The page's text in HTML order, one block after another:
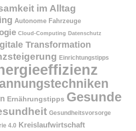
im Alltag
Autonome Fahrzeuge
Cloud-Computing Datenschutz
Transformation
Einrichtungstipps
Ernährungstipps Gesunde
Gesundheitsvorsorge
4.0 Kreislaufwirtschaft